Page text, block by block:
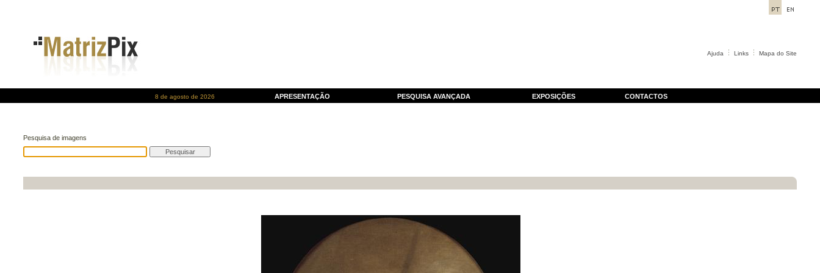
Ajuda Links Mapa do Site
8 de agosto de 2026 APRESENTAÇÃO PESQUISA AVANÇADA EXPOSIÇÕES CONTACTOS
Pesquisa de imagens